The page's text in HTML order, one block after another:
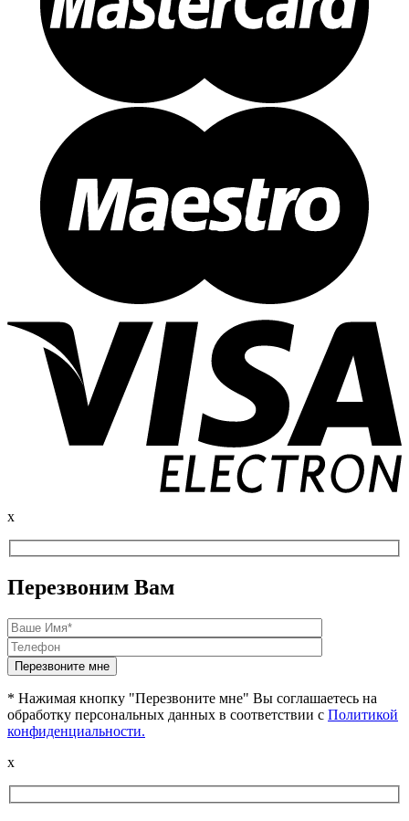
x
Перезвоним Вам
* Нажимая кнопку "Перезвоните мне" Вы соглашаетесь на
обработку персональных данных в соответствии с Политикой
конфиденциальности.
x